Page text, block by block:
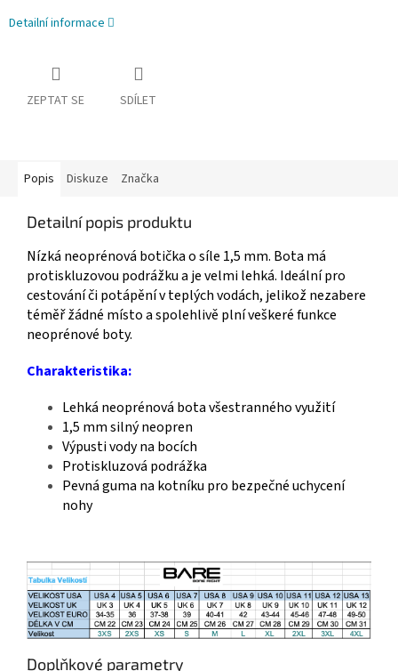
Detailní informace
ZEPTAT SE SDÍLET
Popis Diskuze Značka
Detailní popis produktu
Nízká neoprénová botička o síle 1,5 mm. Bota má
protiskluzovou podrážku a je velmi lehká. Ideální pro
cestování či potápění v teplých vodách, jelikož nezabere
téměř žádné místo a spolehlivě plní veškeré funkce
neoprénové boty.
Charakteristika:
Lehká neoprénová bota všestranného využití
1,5 mm silný neopren
Výpusti vody na bocích
Protiskluzová podrážka
Pevná guma na kotníku pro bezpečné uchycení
nohy
Doplňkové parametry